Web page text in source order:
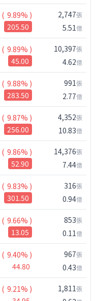
( 9.89% )
205.50
2,747張
5.51億
( 9.89% )
45.00
10,397張
4.62億
( 9.88% )
283.50
991張
2.77億
( 9.87% )
256.00
4,352張
10.83億
( 9.86% )
52.90
14,376張
7.44億
( 9.83% )
301.50
316張
0.94億
( 9.66% )
13.05
853張
0.11億
( 9.40% )
44.80
967張
0.43億
( 9.21% ) 1,811張